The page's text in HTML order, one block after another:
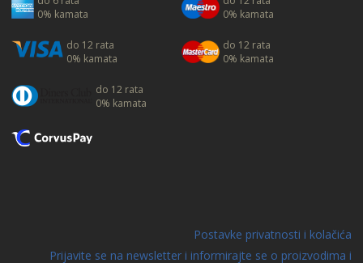
0% kamata
0% kamata
do 12 rata
0% kamata
do 12 rata
0% kamata
do 12 rata
0% kamata
Postavke privatnosti i kolačića
Prijavite se na newsletter i informirajte se o proizvodima i